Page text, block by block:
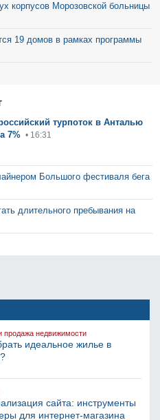
корпусов Морозовской больницы
19 домов в рамках программы
турпоток в Анталью
7% • 16:31
Большого фестиваля бега
длительного пребывания на
продажа недвижимости
идеальное жилье в
сайта: инструменты
для интернет-магазина